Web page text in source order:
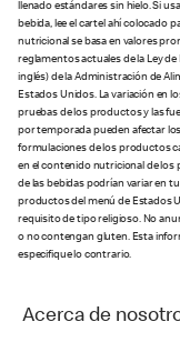
llenado estándares sin hielo. Si
bebida, lee el cartel ahí colocado
nutricional se basa en valores
reglamentos actuales de la Ley
inglés) de la Administración de
Estados Unidos. La variación en
pruebas de los productos y las
por temporada pueden afectar
formulaciones de los productos
en el contenido nutricional de
de las bebidas podrían variar en
productos del menú de Estados
requisito de tipo religioso. No
o no contengan gluten. Esta
especifique lo contrario.
Acerca de